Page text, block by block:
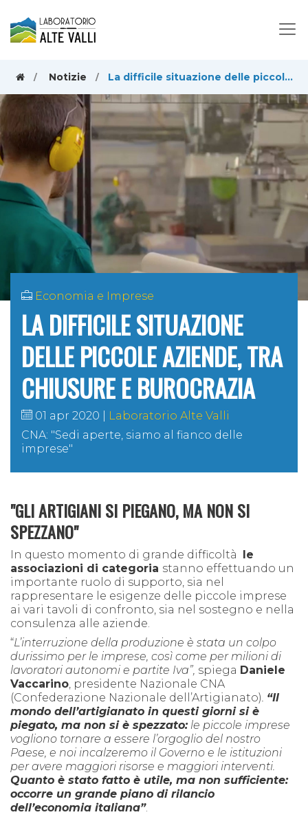
Notizie La difficile situazione delle piccole aziende, tra chiusure e burocrazia
Economia e Imprese
LA DIFFICILE SITUAZIONE
DELLE PICCOLE AZIENDE, TRA
CHIUSURE E BUROCRAZIA
01 apr 2020
Laboratorio Alte Valli
CNA: "Sedi aperte, siamo al fianco delle
imprese"
"GLI ARTIGIANI SI PIEGANO, MA NON SI
SPEZZANO"
In questo momento di grande difficoltà le
associazioni di categoria stanno effettuando un
importante ruolo di supporto, sia nel
rappresentare le esigenze delle piccole imprese
ai vari tavoli di confronto, sia nel sostegno e nella
consulenza alle aziende.
“L’interruzione della produzione è stata un colpo
durissimo per le imprese, così come per milioni di
lavoratori autonomi e partite Iva”, spiega Daniele
Vaccarino , presidente Nazionale CNA
(Confederazione Nazionale dell’Artigianato) “Il
mondo dell’artigianato in questi giorni si è
piegato, ma non si è spezzato: le piccole imprese
vogliono tornare a essere l’orgoglio del nostro
Paese, e noi incalzeremo il Governo e le istituzioni
per avere maggiori risorse e maggiori interventi.
Quanto è stato fatto è utile, ma non sufficiente:
occorre un grande piano di rilancio
dell’economia italiana”.